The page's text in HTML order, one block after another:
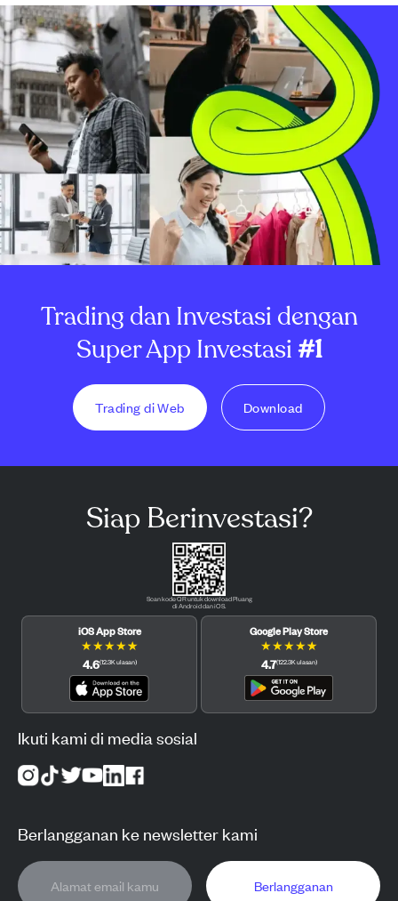
Trading dan Investasi dengan
Super App Investasi#1
Trading di Web Download
Siap Berinvestasi?
Scan kode QR untuk download Pluang
di Android dan iOS.
iOS App Store
★★★★★
4.6(12.3Kulasan)
Google Play Store
★★★★★
4.7(122.3Kulasan)
Ikuti kami di media sosial
Berlangganan ke newsletter kami
Berlangganan